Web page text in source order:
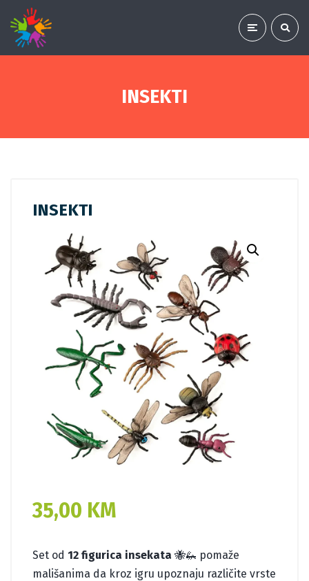
INSEKTI
INSEKTI
35,00 KM
Set od 12 figurica insekata 🐝🦗 pomaže
mališanima da kroz igru upoznaju različite vrste